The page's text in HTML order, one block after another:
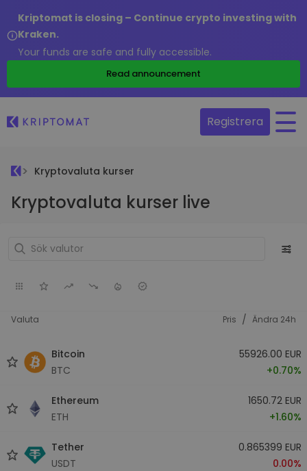
Kriptomat is closing – Continue crypto investing with
Kraken.
Your funds are safe and fully accessible.
Read announcement
Registrera
Kryptovaluta kurser
Kryptovaluta kurser live
Valuta Pris / Ändra 24h
Bitcoin
BTC
55926.00 EUR
+0.70%
Ethereum
ETH
1650.72 EUR
+1.60%
Tether
USDT
0.865399 EUR
0.00%